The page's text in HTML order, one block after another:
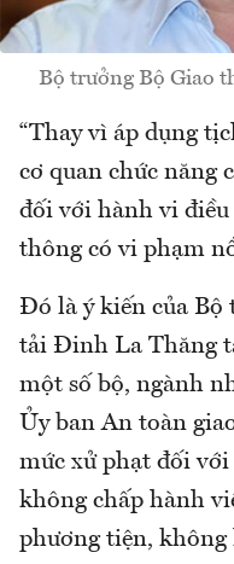
Bộ trưởng Bộ Giao
“Thay vì áp dụng
cơ quan chức năng
đối với hành vi
thông có vi phạm
Đó là ý kiến của Bộ
tải Đinh La Thăng
một số bộ, ngành
Ủy ban An toàn
mức xử phạt đối
không chấp hành
phương tiện,